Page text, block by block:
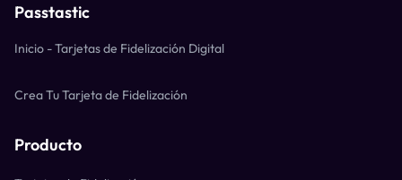
Passtastic
Inicio - Tarjetas de Fidelización Digital
Crea Tu Tarjeta de Fidelización
Producto